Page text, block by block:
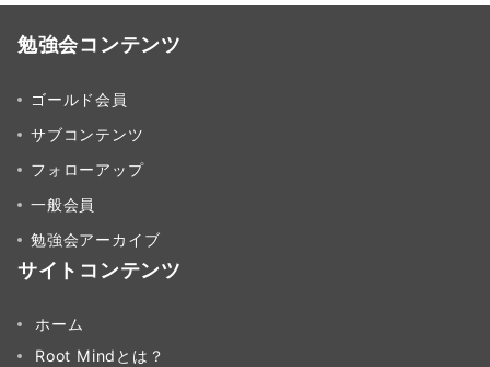
勉強会コンテンツ
ゴールド会員
サブコンテンツ
フォローアップ
一般会員
勉強会アーカイブ
サイトコンテンツ
ホーム
Root Mindとは？